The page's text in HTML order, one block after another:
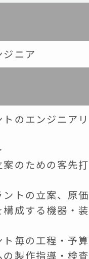
ニア
のエンジニア
案のための客先
ントの立案、原
構成する機器・
ト毎の工程・予
の製作指導・検査